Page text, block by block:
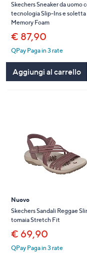
Skechers Sneaker da uomo
tecnologia Slip-Ins e soletta
Memory Foam
€ 87,90
QPay Paga in 3 rate
Aggiungi al carrello
Nuovo
Skechers Sandali Reggae
tomaia Stretch Fit
€ 69,90
QPay Paga in 3 rate